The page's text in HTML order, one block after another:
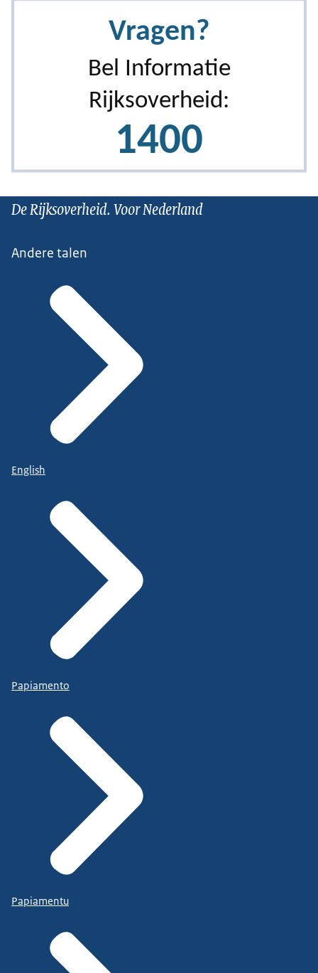
De Rijksoverheid. Voor Nederland
Andere talen
English
Papiamento
Papiamentu